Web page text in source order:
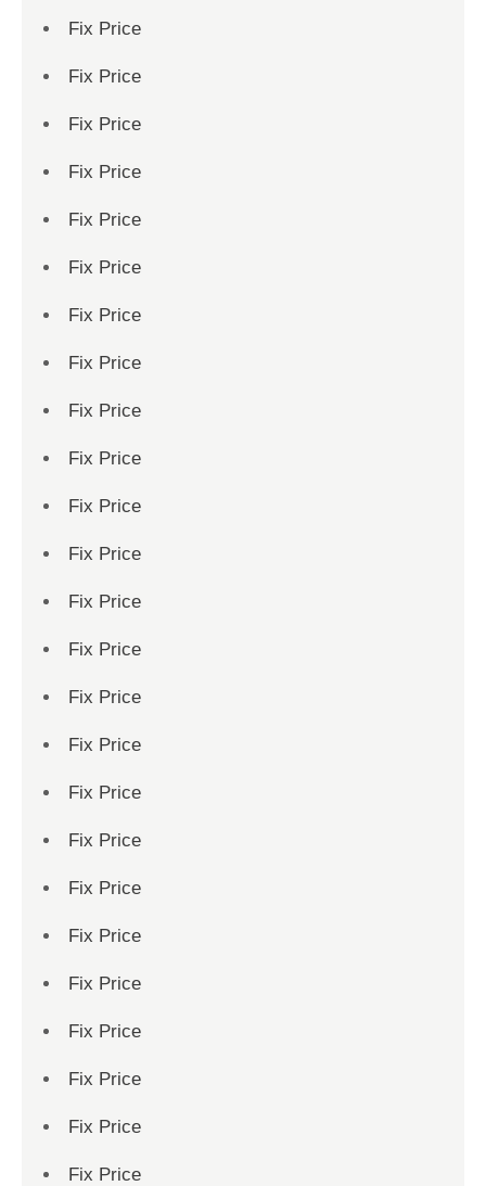
Fix Price
Fix Price
Fix Price
Fix Price
Fix Price
Fix Price
Fix Price
Fix Price
Fix Price
Fix Price
Fix Price
Fix Price
Fix Price
Fix Price
Fix Price
Fix Price
Fix Price
Fix Price
Fix Price
Fix Price
Fix Price
Fix Price
Fix Price
Fix Price
Fix Price